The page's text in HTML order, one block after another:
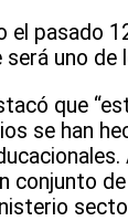
el pasado
será uno
que
se han
conjunto